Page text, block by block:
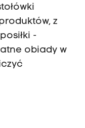
z
-
obiady w